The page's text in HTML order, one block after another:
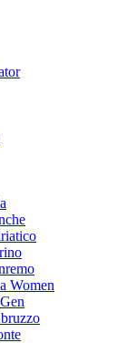
Women